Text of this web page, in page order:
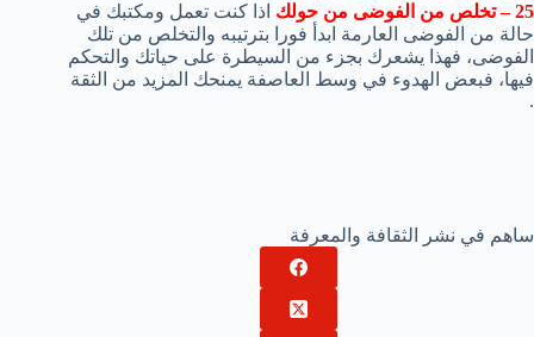
25 – تخلص من الفوضى من حولك
اذا كنت تعمل ومكتبك في
حالة من الفوضى العارمة ابدأ فورا بترتيبه والتخلص من تلك
الفوضى، فهذا يشعرك بجزء من السيطرة على حياتك والتحكم
فيها، فبعض الهدوء في وسط العاصفة يمنحك المزيد من الثقة
.
ساهم في نشر الثقافة والمعرفة